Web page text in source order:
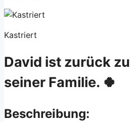
Kastriert
David ist zurück zu
seiner Familie. 🍀
Beschreibung: